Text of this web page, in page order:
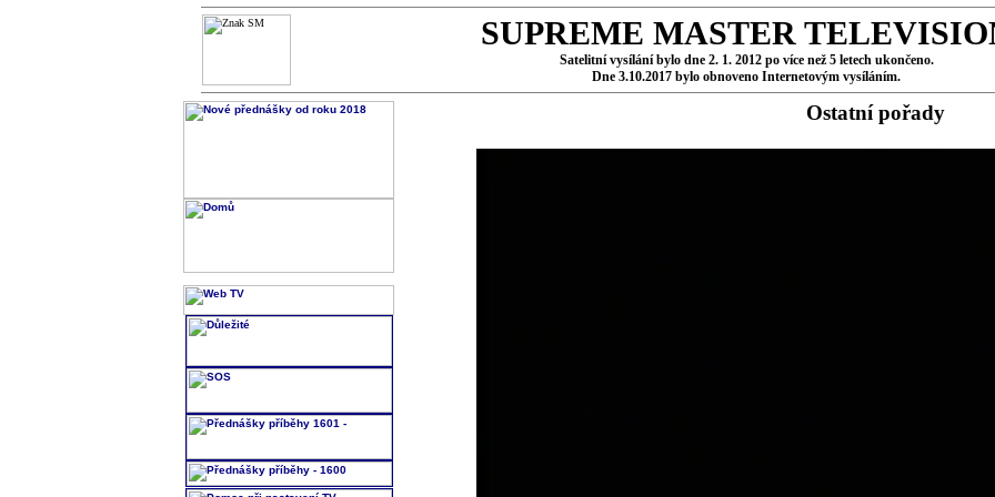
SUPREME MASTER
Satelitní vysílání bylo dne 2. 1. 2012 po více než 5 letech ukončeno.
Dne 3.10.2017 bylo obnoveno Internetovým vysíláním.
Ostatní pořady